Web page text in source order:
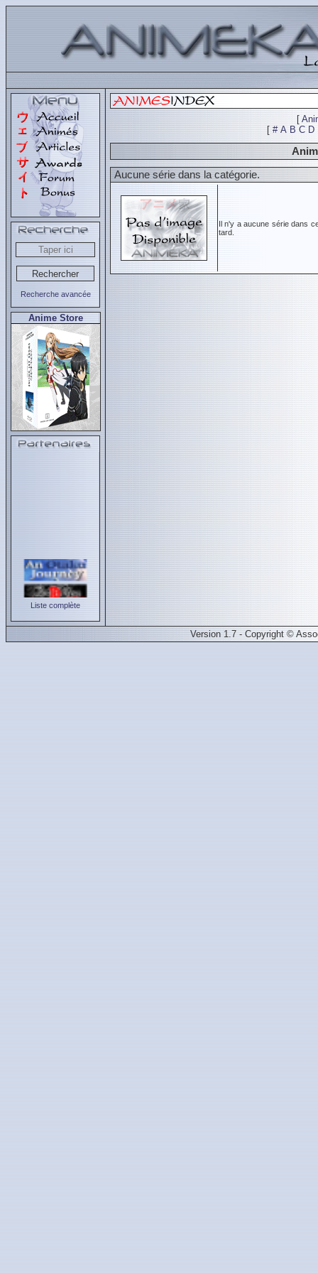
Recherche avancée
Anime Store
Liste complète
[
[ # A B C D
Aucune série dans la catégorie.
Il n'y a aucune série dans
tard.
Version 1.7 - Copyright ©